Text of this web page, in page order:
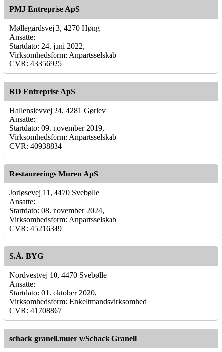
PMJ Entreprise ApS
Møllegårdsvej 3, 4270 Høng
Ansatte:
Startdato: 24. juni 2022,
Virksomhedsform: Anpartsselskab
CVR: 43356925
RD Entreprise ApS
Hallenslevvej 24, 4281 Gørlev
Ansatte:
Startdato: 09. november 2019,
Virksomhedsform: Anpartsselskab
CVR: 40938834
Restaurerings Muren ApS
Jorløsevej 11, 4470 Svebølle
Ansatte:
Startdato: 08. november 2024,
Virksomhedsform: Anpartsselskab
CVR: 45216349
S.Å. BYG
Nordvestvej 10, 4470 Svebølle
Ansatte:
Startdato: 01. oktober 2020,
Virksomhedsform: Enkeltmandsvirksomhed
CVR: 41708867
schack granell.muer v/Schack Granell